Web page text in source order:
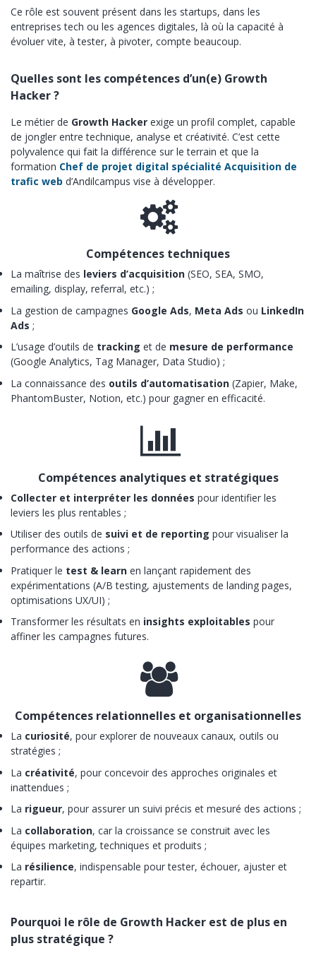
Ce rôle est souvent présent dans les startups, dans les
entreprises tech ou les agences digitales, là où la capacité à
évoluer vite, à tester, à pivoter, compte beaucoup.
Quelles sont les compétences d’un(e) Growth
Hacker ?
Le métier de Growth Hacker exige un profil complet, capable
de jongler entre technique, analyse et créativité. C’est cette
polyvalence qui fait la différence sur le terrain et que la
formation Chef de projet digital spécialité Acquisition de
trafic web d’Andilcampus vise à développer.
Compétences techniques
La maîtrise des leviers d’acquisition (SEO, SEA, SMO,
emailing, display, referral, etc.) ;
La gestion de campagnes Google Ads, Meta Ads ou LinkedIn
Ads ;
L’usage d’outils de tracking et de mesure de performance
(Google Analytics, Tag Manager, Data Studio) ;
La connaissance des outils d’automatisation (Zapier, Make,
PhantomBuster, Notion, etc.) pour gagner en efficacité.
Compétences analytiques et stratégiques
Collecter et interpréter les données pour identifier les
leviers les plus rentables ;
Utiliser des outils de suivi et de reporting pour visualiser la
performance des actions ;
Pratiquer le test & learn en lançant rapidement des
expérimentations (A/B testing, ajustements de landing pages,
optimisations UX/UI) ;
Transformer les résultats en insights exploitables pour
affiner les campagnes futures.
Compétences relationnelles et organisationnelles
La curiosité, pour explorer de nouveaux canaux, outils ou
stratégies ;
La créativité, pour concevoir des approches originales et
inattendues ;
La rigueur, pour assurer un suivi précis et mesuré des actions ;
La collaboration, car la croissance se construit avec les
équipes marketing, techniques et produits ;
La résilience, indispensable pour tester, échouer, ajuster et
repartir.
Pourquoi le rôle de Growth Hacker est de plus en
plus stratégique ?